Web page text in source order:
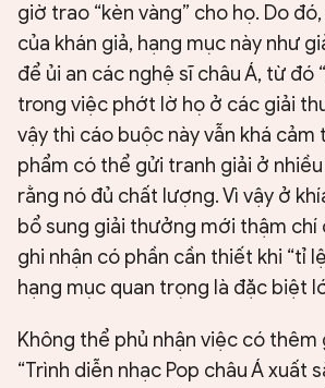
giờ trao “kèn vàng” cho họ. Do
của khán giả, hạng mục này như
để ủi an các nghệ sĩ châu Á, từ đó
trong việc phớt lờ họ ở các giải
vậy thì cáo buộc này vẫn khá cảm
phẩm có thể gửi tranh giải ở
rằng nó đủ chất lượng. Vì vậy ở
bổ sung giải thưởng mới thậm chí
ghi nhận có phần cần thiết khi “tỉ
hạng mục quan trọng là đặc biệt
Không thể phủ nhận việc có
“Trình diễn nhạc Pop châu Á xuất